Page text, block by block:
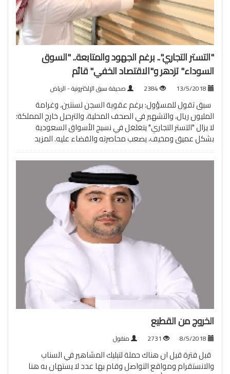
"التستر التجاري".. برغم الجهود والمتابعة.. "السوق
السوداء" تزدهر و"الاقتصاد الخفي" قائم
2384 صحيفة سبق الإلكترونية - الرياض
سبق تقول للمسؤول: برغم عقوبة السجن لسنتين، وغرامة
المليون ريال، والتشهير في الصحف المحلية، والترحيل خارج المملكة؛
لا يزال "التستر التجاري" يتغلغل في نسيج الأسواق السعودية
بشكل عميق ومخيف، يصعب محاصرته والقضاء عليه.المزيد
الخروج من القطيع
2731 منقول
قبل فترة قيل ان هناك حملة لتبليك المشاهير في السناب
والانستقرام ومواقع التواصل وقام بها عدد لا يستهان به هنا